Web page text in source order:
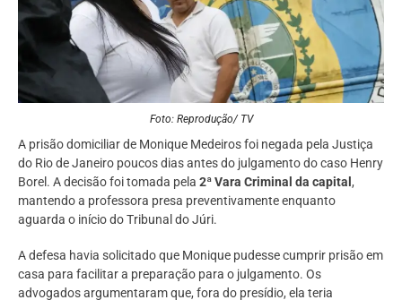
Foto: Reprodução/ TV
A prisão domiciliar de Monique Medeiros foi negada pela Justiça
do Rio de Janeiro poucos dias antes do julgamento do caso Henry
Borel. A decisão foi tomada pela 2ª Vara Criminal da capital ,
mantendo a professora presa preventivamente enquanto
aguarda o início do Tribunal do Júri.
A defesa havia solicitado que Monique pudesse cumprir prisão em
casa para facilitar a preparação para o julgamento. Os
advogados argumentaram que, fora do presídio, ela teria